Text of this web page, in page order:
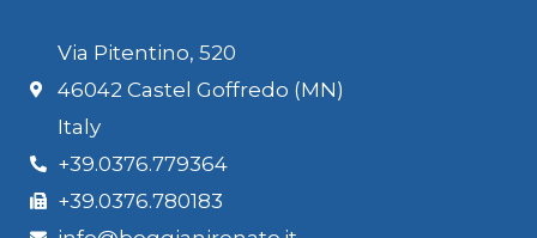
Via Pitentino, 520
46042 Castel Goffredo (MN)
Italy
+39.0376.779364
+39.0376.780183